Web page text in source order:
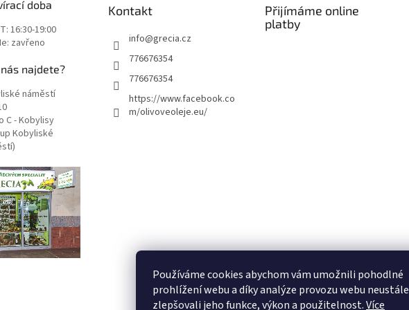
Používáme cookies abychom vám umožnili pohodlné
prohlížení webu a díky analýze provozu webu neustále
zlepšovali jeho funkce, výkon a použitelnost.Více
doba
16:30-19:00
zavřeno
najdete?
náměstí
C - Kobylisy
Kobyliské
Kontakt
info@grecia.cz
776676354
776676354
https://www.facebook.co
m/olivoveoleje.eu/
Přijímáme online
platby